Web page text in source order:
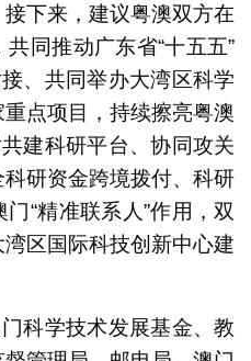
下来，建议粤澳双方在
同推动广东省“十五五”
、共同举办大湾区科学
点项目，持续擦亮粤澳
建科研平台、协同攻关
研资金跨境拨付、科研
“精准联系人”作用，双
区国际科技创新中心建
科学技术发展基金、教